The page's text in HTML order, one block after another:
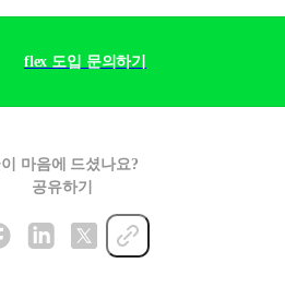
flex 도입 문의하기
마음에 드셨나요?
공유하기